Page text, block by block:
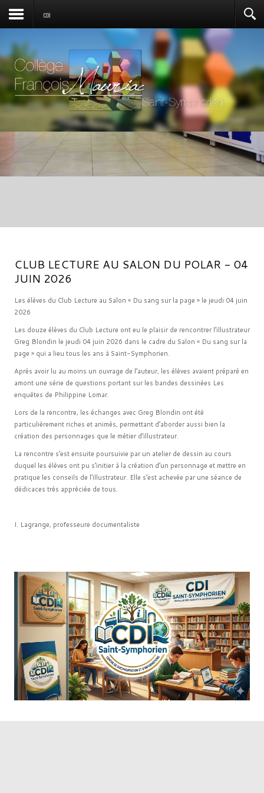
CDI
CLUB LECTURE AU SALON DU POLAR - 04
JUIN 2026
Les élèves du Club Lecture au Salon « Du sang sur la page » le jeudi 04 juin
2026
Les douze élèves du Club Lecture ont eu le plaisir de rencontrer l’illustrateur
Greg Blondin le jeudi 04 juin 2026 dans le cadre du Salon « Du sang sur la
page » qui a lieu tous les ans à Saint-Symphorien.
Après avoir lu au moins un ouvrage de l’auteur, les élèves avaient préparé en
amont une série de questions portant sur les bandes dessinées Les
enquêtes de Philippine Lomar.
Lors de la rencontre, les échanges avec Greg Blondin ont été
particulièrement riches et animés, permettant d’aborder aussi bien la
création des personnages que le métier d’illustrateur.
La rencontre s’est ensuite poursuivie par un atelier de dessin au cours
duquel les élèves ont pu s’initier à la création d’un personnage et mettre en
pratique les conseils de l’illustrateur. Elle s’est achevée par une séance de
dédicaces très appréciée de tous.
I. Lagrange, professeure documentaliste